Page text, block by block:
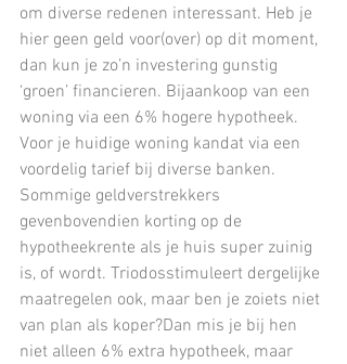
om diverse redenen interessant. Heb je
hier geen geld voor(over) op dit moment,
dan kun je zo’n investering gunstig
‘groen’ financieren. Bijaankoop van een
woning via een 6% hogere hypotheek.
Voor je huidige woning kandat via een
voordelig tarief bij diverse banken.
Sommige geldverstrekkers
gevenbovendien korting op de
hypotheekrente als je huis super zuinig
is, of wordt. Triodosstimuleert dergelijke
maatregelen ook, maar ben je zoiets niet
van plan als koper?Dan mis je bij hen
niet alleen 6% extra hypotheek, maar